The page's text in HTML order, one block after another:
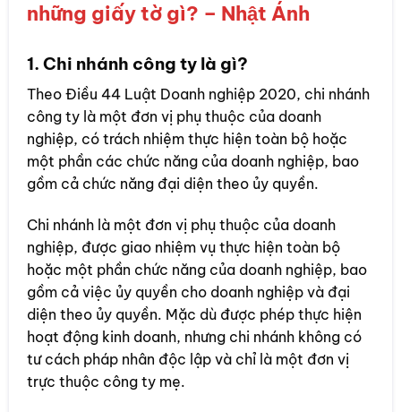
những giấy tờ gì? – Nhật Ánh
1. Chi nhánh công ty là gì?
Theo Điều 44 Luật Doanh nghiệp 2020, chi nhánh
công ty là một đơn vị phụ thuộc của doanh
nghiệp, có trách nhiệm thực hiện toàn bộ hoặc
một phần các chức năng của doanh nghiệp, bao
gồm cả chức năng đại diện theo ủy quyền.
Chi nhánh là một đơn vị phụ thuộc của doanh
nghiệp, được giao nhiệm vụ thực hiện toàn bộ
hoặc một phần chức năng của doanh nghiệp, bao
gồm cả việc ủy quyền cho doanh nghiệp và đại
diện theo ủy quyền. Mặc dù được phép thực hiện
hoạt động kinh doanh, nhưng chi nhánh không có
tư cách pháp nhân độc lập và chỉ là một đơn vị
trực thuộc công ty mẹ.